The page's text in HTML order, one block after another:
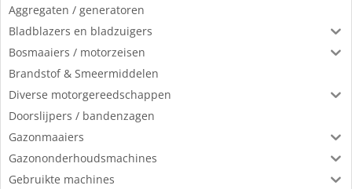
Aggregaten / generatoren
Bladblazers en bladzuigers
Bosmaaiers / motorzeisen
Brandstof & Smeermiddelen
Diverse motorgereedschappen
Doorslijpers / bandenzagen
Gazonmaaiers
Gazononderhoudsmachines
Gebruikte machines